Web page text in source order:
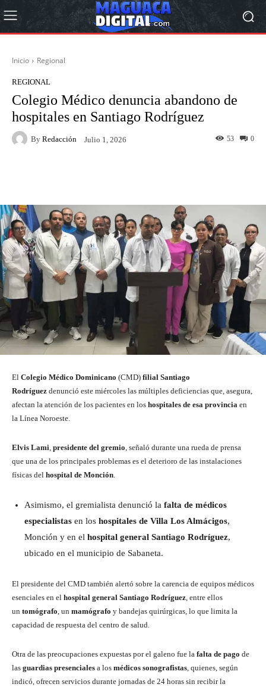
Inicio Regional
REGIONAL
Colegio Médico denuncia abandono de
hospitales en Santiago Rodríguez
By Redacción Julio 1, 2026 0
53
El Colegio Médico Dominicano (CMD) filial Santiago
Rodríguez denunció este miércoles las múltiples deficiencias que, asegura,
afectan la atención de los pacientes en los hospitales de esa provincia en
la Línea Noroeste.
Elvis Lami, presidente del gremio, señaló durante una rueda de prensa
que una de los principales problemas es el deterioro de las instalaciones
físicas del hospital de Monción.
Asimismo, el gremialista denunció la falta de médicos
especialistas en los hospitales de Villa Los Almácigos,
Monción y en el hospital general Santiago Rodríguez,
ubicado en el municipio de Sabaneta.
El presidente del CMD también alertó sobre la carencia de equipos médicos
esenciales en el hospital general Santiago Rodríguez, entre ellos
un tomógrafo, un mamógrafo y bandejas quirúrgicas, lo que limita la
capacidad de respuesta del centro de salud.
Otra de las preocupaciones expuestas por el galeno fue la falta de pago de
las guardias presenciales a los médicos sonografistas, quienes, según
indicó, ofrecen servicios durante jornadas de 24 horas sin recibir la